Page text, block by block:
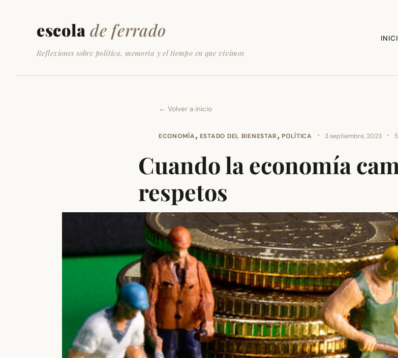
escola de ferrado
Reflexiones sobre política, memoria y el tiempo en que vivimos
← Volver a inicio
ECONOMÍA, ESTADO DEL BIENESTAR,POLÍTICA · 3 septiembre, 2023 ·
Cuando la economía
respetos